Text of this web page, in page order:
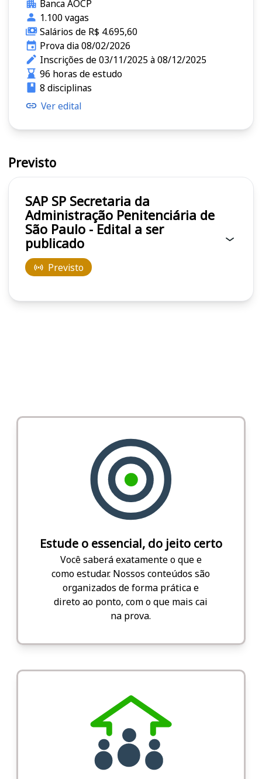
Banca AOCP
1.100 vagas
Salários de R$ 4.695,60
Prova dia 08/02/2026
Inscrições de 03/11/2025 à 08/12/2025
96 horas de estudo
8 disciplinas
Ver edital
Previsto
SAP SP Secretaria da
Administração Penitenciária de
São Paulo - Edital a ser
publicado
Previsto
Estude o essencial, do jeito certo
Você saberá exatamente o que e
como estudar. Nossos conteúdos são
organizados de forma prática e
direto ao ponto, com o que mais cai
na prova.